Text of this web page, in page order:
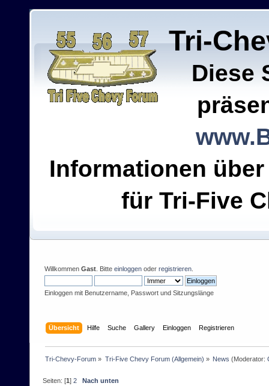
Tri-
Diese
Informationen
für Tri-Five
Willkommen Gast . Bitte einloggen oder registrieren
Einloggen mit Benutzername, Passwort und Sitzungslänge
Übersicht Hilfe Suche Gallery Einloggen Registrieren
Tri-Chevy-Forum » Tri-Five Chevy Forum (Allgemein) » News (Moderator:
Seiten: [1]2 Nach unten